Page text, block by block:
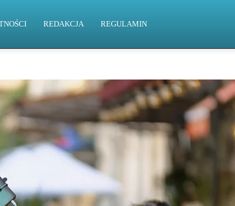
REDAKCJA REGULAMIN